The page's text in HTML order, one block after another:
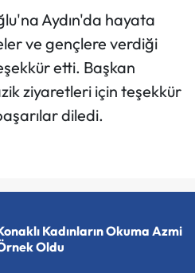
Aydın'da hayata
ve gençlere verdiği
etti. Başkan
ziyaretleri için teşekkür
diledi.
Kadınların Okuma Azmi
Oldu